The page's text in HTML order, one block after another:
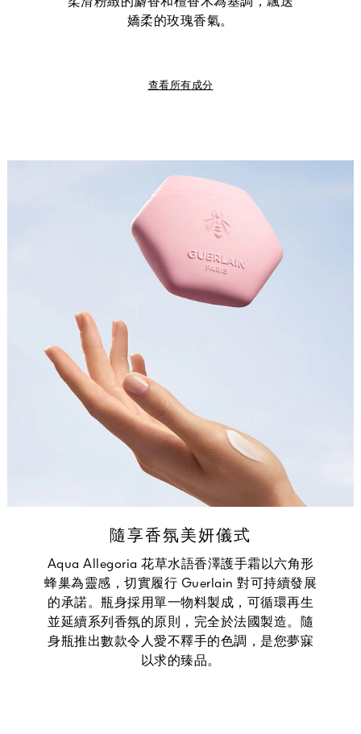
柔滑粉緻的麝香和檀香木為基調，飄送
嬌柔的玫瑰香氣。
查看所有成分
隨享香氛美妍儀式
Aqua Allegoria 花草水語香澤護手霜以六角形
蜂巢為靈感，切實履行 Guerlain 對可持續發展
的承諾。瓶身採用單一物料製成，可循環再生
並延續系列香氛的原則，完全於法國製造。隨
身瓶推出數款令人愛不釋手的色調，是您夢寐
以求的臻品。